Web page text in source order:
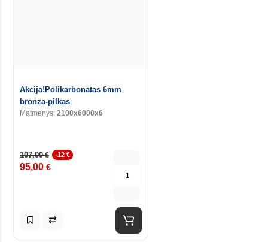
Akcija!Polikarbonatas 6mm
bronza-pilkas
Matmenys: 2100x6000x6
107,00€ -12 €
95,00 €